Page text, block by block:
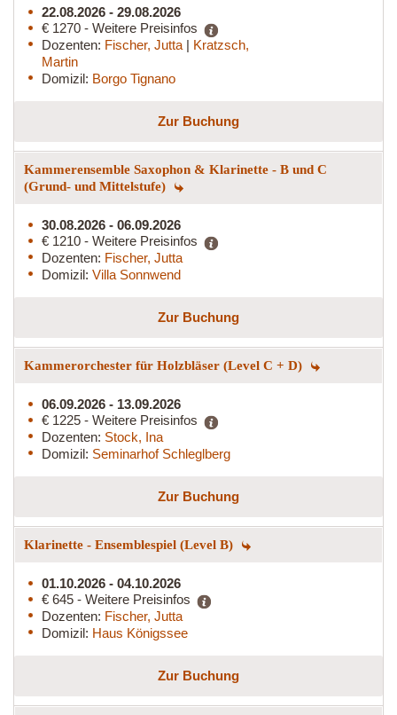
22.08.2026 - 29.08.2026
€ 1270 - Weitere Preisinfos
Dozenten: Fischer, Jutta | Kratzsch,
Martin
Domizil: Borgo Tignano
Zur Buchung
Kammerensemble Saxophon & Klarinette - B und C
(Grund- und Mittelstufe)
30.08.2026 - 06.09.2026
€ 1210 - Weitere Preisinfos
Dozenten: Fischer, Jutta
Domizil: Villa Sonnwend
Zur Buchung
Kammerorchester für Holzbläser (Level C + D)
06.09.2026 - 13.09.2026
€ 1225 - Weitere Preisinfos
Dozenten: Stock, Ina
Domizil: Seminarhof Schleglberg
Zur Buchung
Klarinette - Ensemblespiel (Level B)
01.10.2026 - 04.10.2026
€ 645 - Weitere Preisinfos
Dozenten: Fischer, Jutta
Domizil: Haus Königssee
Zur Buchung